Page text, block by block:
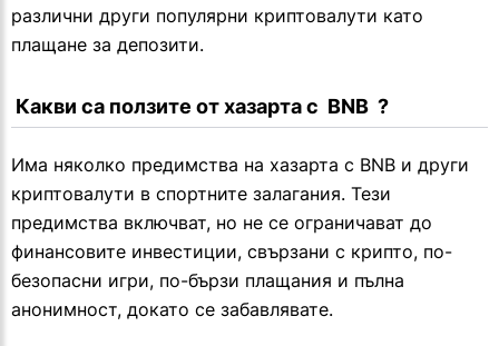
различни други популярни криптовалути като
плащане за депозити.
Какви са ползите от хазарта с  BNB  ?
Има няколко предимства на хазарта с BNB и други
криптовалути в спортните залагания. Тези
предимства включват, но не се ограничават до
финансовите инвестиции, свързани с крипто, по-
безопасни игри, по-бързи плащания и пълна
анонимност, докато се забавлявате.